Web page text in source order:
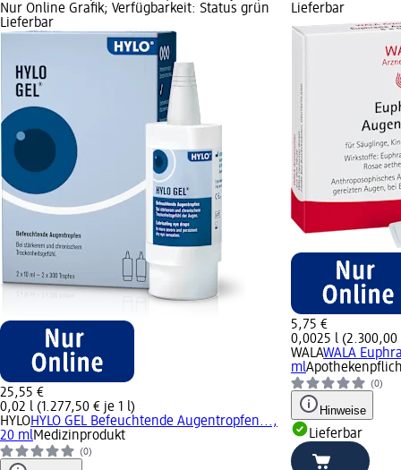
Nur Online Grafik; Verfügbarkeit: Status grün
Lieferbar
25,55 €
0,02 l (1.277,50 € je 1 l)
HYLOHYLO GEL Befeuchtende Augentropfen...,
20 mlMedizinprodukt
(0)
Lieferbar
5,75 €
0,0025 l (2.300,00
WALAWALA
ml
(0)
Hinweise
Lieferbar